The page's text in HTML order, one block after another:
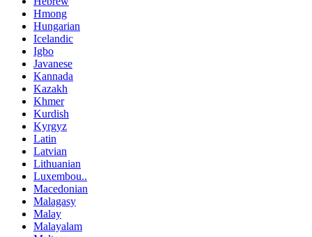
Hmong
Hungarian
Icelandic
Igbo
Javanese
Kannada
Kazakh
Khmer
Kurdish
Kyrgyz
Latin
Latvian
Lithuanian
Luxembou..
Macedonian
Malagasy
Malay
Malayalam